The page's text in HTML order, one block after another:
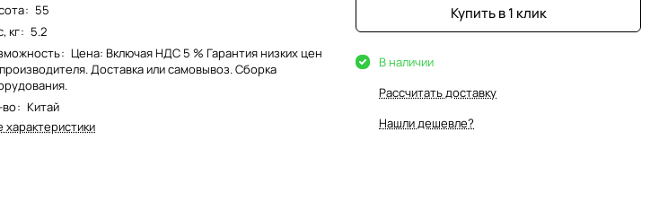
: 55
кг: 5.2
: Цена: Включая НДС 5 % Гарантия низких цен
Доставка или самовывоз. Сборка
: Китай
характеристики
Купить в 1 клик
В наличии
Рассчитать доставку
Нашли дешевле?